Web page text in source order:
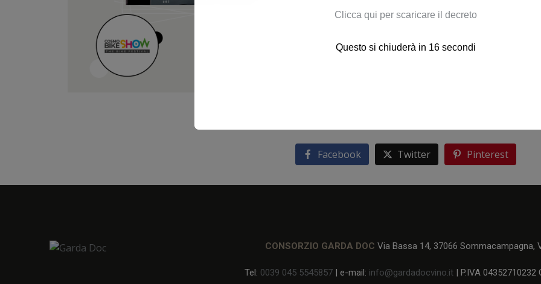
Facebook Twitter Pinterest
CONSORZIO GARDA DOC Via Bassa 14, 37066 Sommacampagna,
Tel: 0039 045 5545857| e-mail: info@gardadocvino.it| P.IVA 04352710232
Clicca qui per scaricare il decreto
Questo si chiuderà in 15 secondi